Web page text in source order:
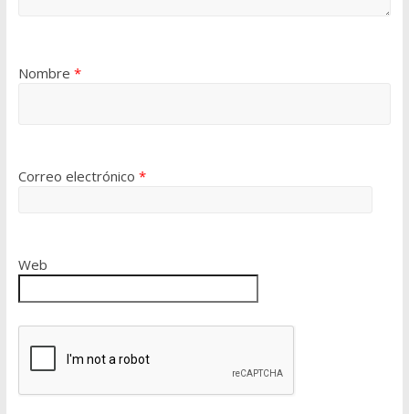
Nombre *
Correo electrónico *
Web